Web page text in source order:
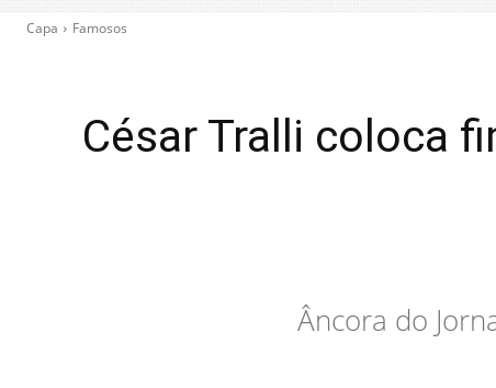
Capa Famosos
César Tralli coloca
Âncora do